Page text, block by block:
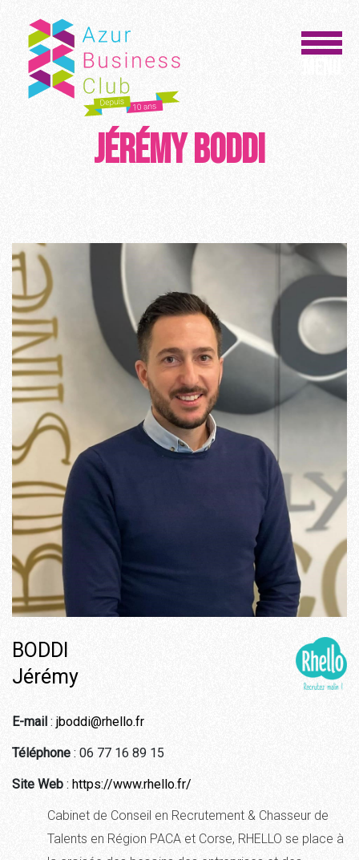
Jérémy BODDI
BODDI
Jérémy
E-mail : jboddi@rhello.fr
Téléphone : 06 77 16 89 15
Site Web : https://www.rhello.fr/
Cabinet de Conseil en Recrutement & Chasseur de
Talents en Région PACA et Corse, RHELLO se place à